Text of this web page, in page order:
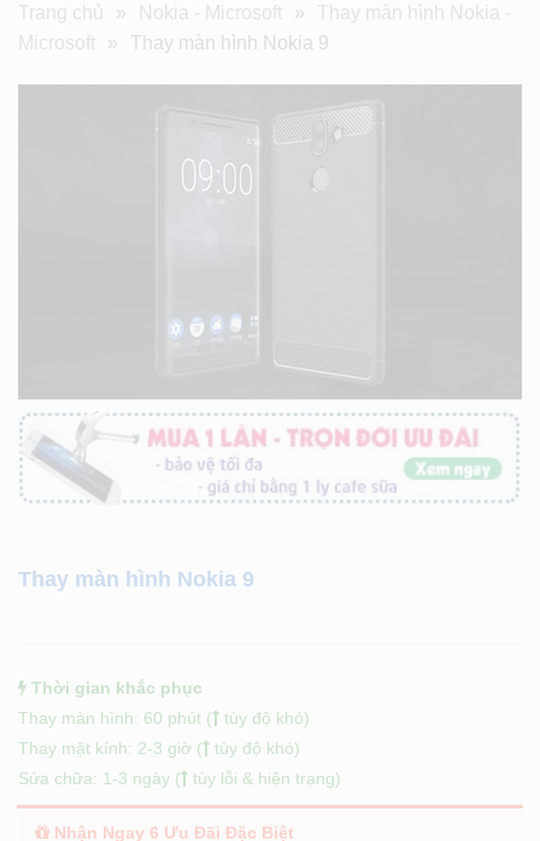
Trang chủ » Nokia - Microsoft »
Thay màn hình Nokia -
Microsoft
» Thay màn hình Nokia 9
Thay màn hình Nokia 9
Thời gian khắc phục
Thay màn hình: 60 phút (
tùy độ khó)
Thay mặt kính: 2-3 giờ (
tùy độ khó)
Sửa chữa: 1-3 ngày (
tùy lỗi & hiện trạng)
Nhận Ngay 6 Ưu Đãi Đặc Biệt